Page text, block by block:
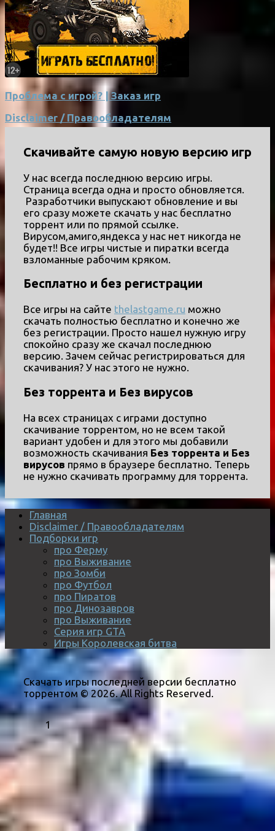
Проблема с игрой? | Заказ игр
Disclaimer / Правообладателям
Скачивайте самую новую версию игр
У нас всегда последнюю версию игры.
Страница всегда одна и просто обновляется.
Разработчики выпускают обновление и вы
его сразу можете скачать у нас бесплатно
торрент или по прямой ссылке.
Вирусом,амиго,яндекса у нас нет никогда не
будет!! Все игры чистые и пиратки всегда
взломанные рабочим кряком.
Бесплатно и без регистрации
Все игры на сайте thelastgame.ru можно
скачать полностью бесплатно и конечно же
без регистрации. Просто нашел нужную игру
спокойно сразу же скачал последнюю
версию. Зачем сейчас регистрироваться для
скачивания? У нас этого не нужно.
Без торрента и Без вирусов
На всех страницах с играми доступно
скачивание торрентом, но не всем такой
вариант удобен и для этого мы добавили
возможность скачивания Без торрента и Без
вирусов прямо в браузере бесплатно. Теперь
не нужно скачивать программу для торрента.
Главная
Disclaimer / Правообладателям
Подборки игр
про Ферму
про Выживание
про Зомби
про Футбол
про Пиратов
про Динозавров
про Выживание
Серия игр GTA
Игры Королевская битва
Скачать игры последней версии бесплатно
торрентом © 2026. All Rights Reserved.
1